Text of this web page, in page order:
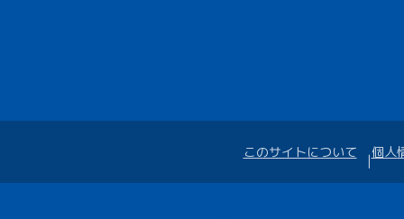
このサイトについて 個人